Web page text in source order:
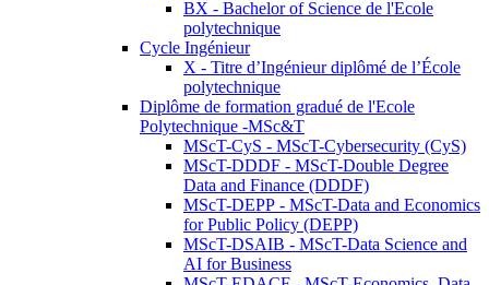
BX - Bachelor of Science de l'Ecole
polytechnique
Cycle Ingénieur
X - Titre d’Ingénieur diplômé de l’École
polytechnique
Diplôme de formation gradué de l'Ecole
Polytechnique -MSc&T
MScT-CyS - MScT-Cybersecurity (CyS)
MScT-DDDF - MScT-Double Degree
Data and Finance (DDDF)
MScT-DEPP - MScT-Data and Economics
for Public Policy (DEPP)
MScT-DSAIB - MScT-Data Science and
AI for Business